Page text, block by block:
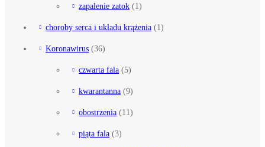
zapalenie zatok (1)
choroby serca i układu krążenia (1)
Koronawirus (36)
czwarta fala (5)
kwarantanna (9)
obostrzenia (11)
piąta fala (3)